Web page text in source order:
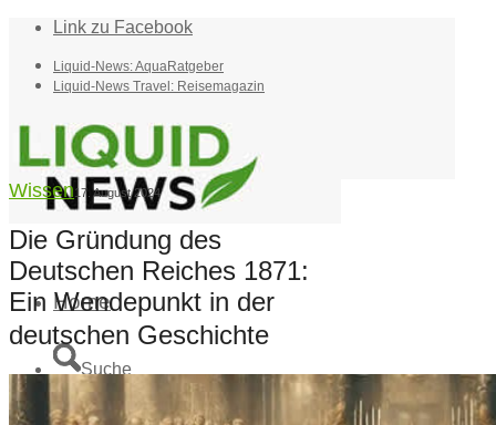
Link zu Facebook
Liquid-News: AquaRatgeber
Liquid-News Travel: Reisemagazin
Home
Suche
Wissen17. August 2024
Die Gründung des
Deutschen Reiches 1871:
Ein Wendepunkt in der
deutschen Geschichte